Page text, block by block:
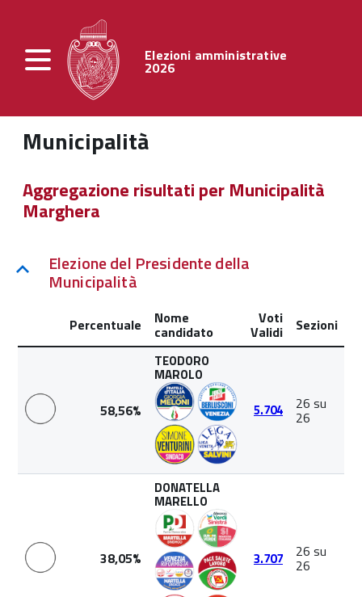
Elezioni amministrative
2026
Municipalità
Aggregazione risultati per Municipalità
Marghera
Elezione del Presidente della
Municipalità
Percentuale Nome
candidato
Voti
Validi Sezioni
58,56%
TEODORO
MAROLO
5.704
26 su
26
38,05%
DONATELLA
MARELLO
3.707 26 su
26